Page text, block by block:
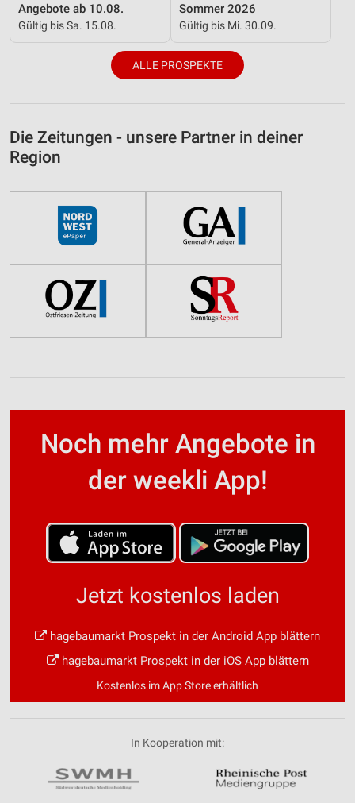
Angebote ab 10.08.
Gültig bis Sa. 15.08.
Sommer 2026
Gültig bis Mi. 30.09.
ALLE PROSPEKTE
Die Zeitungen - unsere Partner in deiner
Region
Noch mehr Angebote in
der weekli App!
Jetzt kostenlos laden
hagebaumarkt Prospekt in der Android App blättern
hagebaumarkt Prospekt in der iOS App blättern
Kostenlos im App Store erhältlich
In Kooperation mit: